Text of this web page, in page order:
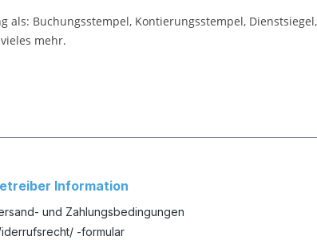
Buchungsstempel, Kontierungsstempel,
mehr.
Information
und Zahlungsbedingungen
-formular